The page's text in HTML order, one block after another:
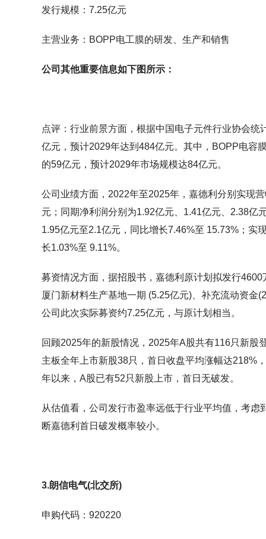
发行规模：7.25亿元
主营业务：BOPP电工膜的研发、生产和销售
公司其他重要信息如下图所示：
点评：行业前景方面，根据中国电子元件行业协会
亿元，预计2029年达到484亿元。其中，BOPP电容
的59亿元，预计2029年市场规模达84亿元。
公司业绩方面，2022年至2025年，嘉德利分别实现
元；同期净利润分别为1.92亿元、1.41亿元、2.38亿
1.95亿元至2.1亿元，同比增长7.46%至 15.73%；实
长1.03%至 9.11%。
募资情况方面，据招股书，嘉德利原计划拟发行
厦门新材料生产基地一期 (5.25亿元)、补充流动资金
公司此次实际募资约7.25亿元，与原计划相当。
回顾2025年的新股情况，2025年A股共有116只新股
主板全年上市新股38只，首日收盘平均涨幅达218%
年以来，A股已有52只新股上市，首日无破发。
从估值看，公司发行市盈率远低于行业平均值，考
断嘉德利首日破发概率较小。
3.朗信电气(北交所)
申购代码：920220